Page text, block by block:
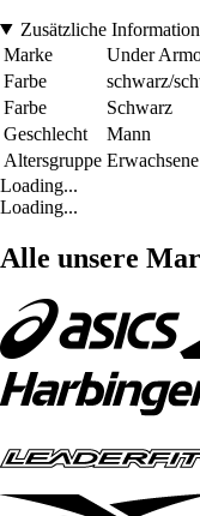
Zusätzliche
Marke
Under
Farbe
schwarz/
Farbe
Schwarz
Geschlecht
Mann
Altersgruppe Erwachsene
Loading...
Loading...
Alle unsere